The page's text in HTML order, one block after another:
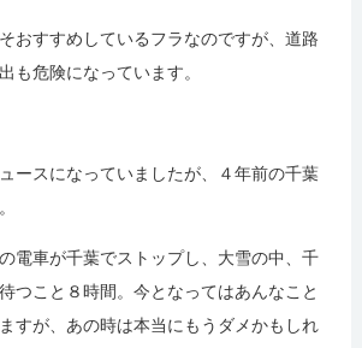
おすすめしているフラなのですが、道路
も危険になっています。
ースになっていましたが、４年前の千葉
電車が千葉でストップし、大雪の中、千
つこと８時間。今となってはあんなこと
すが、あの時は本当にもうダメかもしれ